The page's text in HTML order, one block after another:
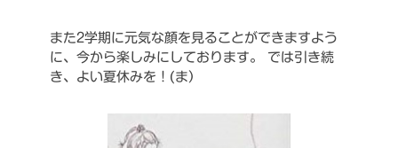
また2学期に元気な顔を見ることができますよう
に、今から楽しみにしております。
では引き続
き、よい夏休みを！(ま）